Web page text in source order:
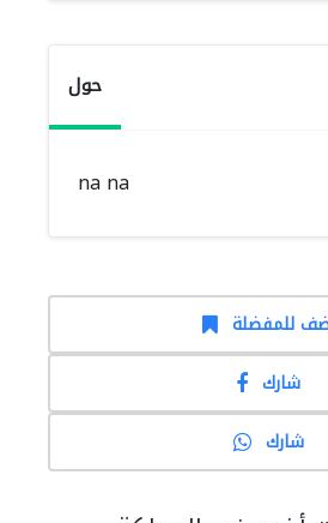
حول
na na
للمفضلة
شارك
شارك